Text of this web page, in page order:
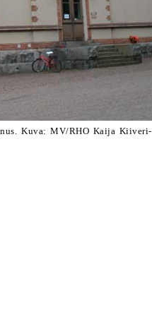
Kuva: MV/RHO Kaija Kiiveri-